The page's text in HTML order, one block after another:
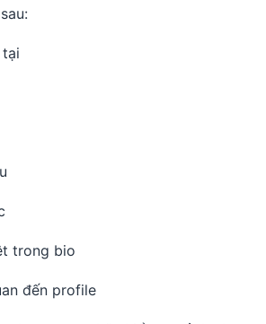
tại
trong bio
đến profile